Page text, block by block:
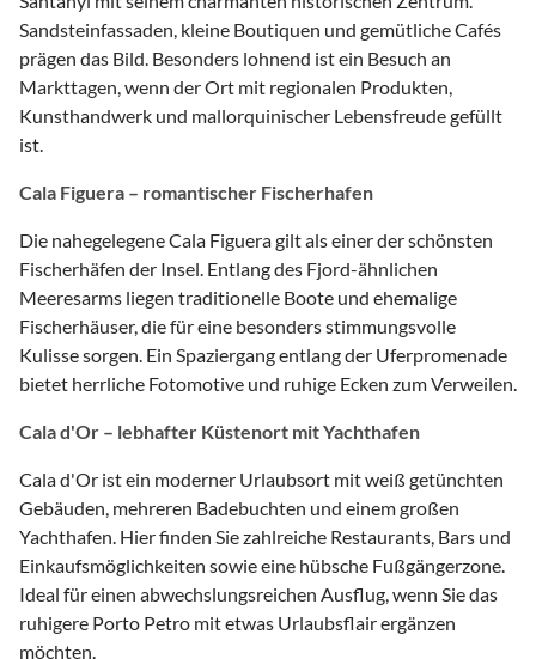
Sandsteinfassaden, kleine Boutiquen und gemütliche Cafés
prägen das Bild. Besonders lohnend ist ein Besuch an
Markttagen, wenn der Ort mit regionalen Produkten,
Kunsthandwerk und mallorquinischer Lebensfreude gefüllt
ist.
Cala Figuera – romantischer Fischerhafen
Die nahegelegene Cala Figuera gilt als einer der schönsten
Fischerhäfen der Insel. Entlang des Fjord-ähnlichen
Meeresarms liegen traditionelle Boote und ehemalige
Fischerhäuser, die für eine besonders stimmungsvolle
Kulisse sorgen. Ein Spaziergang entlang der Uferpromenade
bietet herrliche Fotomotive und ruhige Ecken zum Verweilen.
Cala d'Or – lebhafter Küstenort mit Yachthafen
Cala d'Or ist ein moderner Urlaubsort mit weiß getünchten
Gebäuden, mehreren Badebuchten und einem großen
Yachthafen. Hier finden Sie zahlreiche Restaurants, Bars und
Einkaufsmöglichkeiten sowie eine hübsche Fußgängerzone.
Ideal für einen abwechslungsreichen Ausflug, wenn Sie das
ruhigere Porto Petro mit etwas Urlaubsflair ergänzen
möchten.